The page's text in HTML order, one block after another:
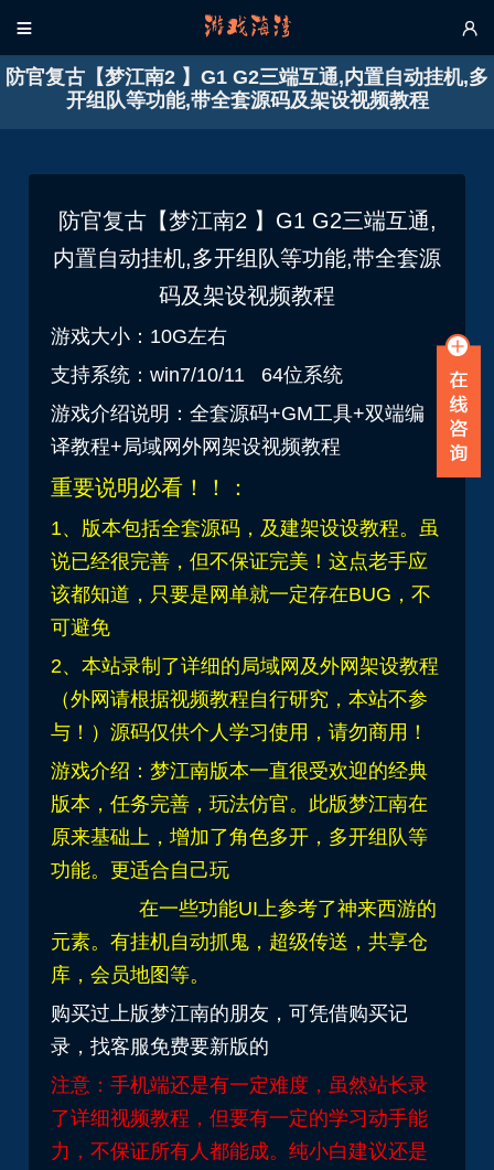
 
防官复古【梦江南2 】G1 G2三端互通,内置自动挂机,多
开组队等功能,带全套源码及架设视频教程
防官复古【梦江南2 】G1 G2三端互通,
内置自动挂机,多开组队等功能,带全套源
码及架设视频教程
游戏大小：10G左右
支持系统：win7/10/11 64位系统
游戏介绍说明：全套源码+GM工具+双端编
译教程+局域网外网架设视频教程
重要说明必看！！：
1、版本包括全套源码，及建架设设教程。虽
说已经很完善，但不保证完美！这点老手应
该都知道，只要是网单就一定存在BUG，不
可避免
2、本站录制了详细的局域网及外网架设教程
（外网请根据视频教程自行研究，本站不参
与！）源码仅供个人学习使用，请勿商用！
游戏介绍：梦江南版本一直很受欢迎的经典
版本，任务完善，玩法仿官。 此版梦江南在
原来基础上，增加了角色多开，多开组队等
功能。更适合自己玩
在一些功能UI上参考了神来西游的
元素。有挂机自动抓鬼，超级传送，共享仓
库，会员地图等。
购买过上版梦江南的朋友，可凭借购买记
录，找客服免费要新版的
注意：手机端还是有一定难度，虽然站长录
了详细视频教程，但要有一定的学习动手能
力，不保证所有人都能成。纯小白建议还是